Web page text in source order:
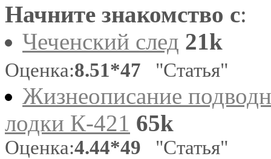
Начните знакомство с:
Чеченский след 21k
Оценка:8.51*47 "Статья"
Жизнеописание
лодки К-421 65k
Оценка:4.44*49 "Статья"